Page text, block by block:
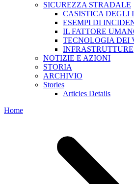
SICUREZZA STRADALE
CASISTICA DEGLI
ESEMPI DI
IL FATTORE
TECNOLOGIA DEI
INFRASTRUTTURE
NOTIZIE E AZIONI
STORIA
ARCHIVIO
Stories
Articles Details
Home